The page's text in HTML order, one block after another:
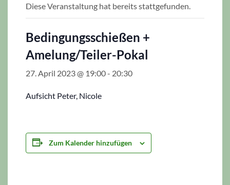
Diese Veranstaltung hat bereits stattgefunden.
Bedingungsschießen +
Amelung/Teiler-Pokal
27. April 2023 @ 19:00- 20:30
Aufsicht Peter, Nicole
Zum Kalender hinzufügen